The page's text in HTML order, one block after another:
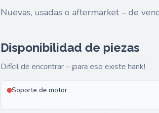
Nuevas, usadas o aftermarket – de
Disponibilidad de piezas
Difícil de encontrar – ¡para eso existe hank!
Soporte de motor